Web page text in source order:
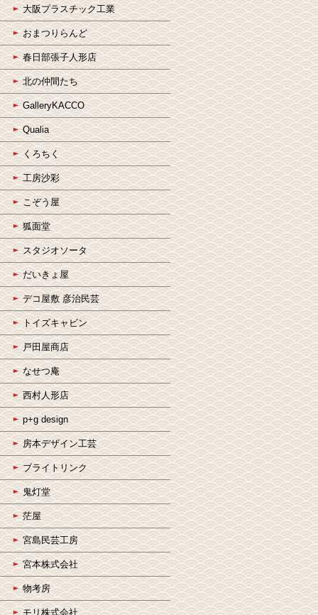
大阪プラスチック工業
おまつりらんど
春日部張子人形店
北の仲間たち
GalleryKACCO
Qualia
くろちく
工房沙彩
こぞう屋
狐面堂
スタジオソータ
だいきょ屋
デコ屋敷 彦治民芸
トイズキャビン
戸田屋商店
なせつ庵
西村人形店
p+g design
房本デザイン工芸
ブライトリンク
鬼灯堂
茫屋
宮島民芸工房
宮本株式会社
物考房
モリ株式会社